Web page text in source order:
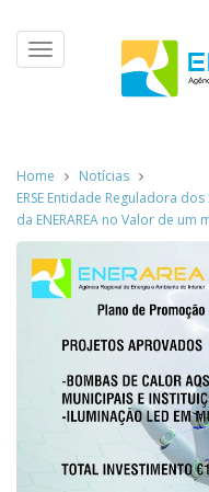
Toggle
navigation
Home
Notícias
ERSE Entidade Reguladora
da ENERAREA no Valor de